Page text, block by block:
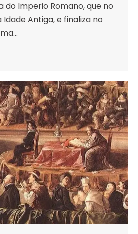
do Imperio Romano, que no
Idade Antiga, e finaliza no